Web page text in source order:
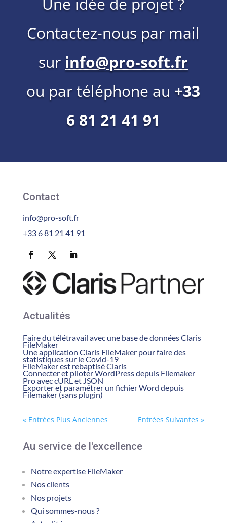
Contactez-nous par mail
sur info@pro-soft.fr
ou par téléphone au +33
6 81 21 41 91
Contact
info@pro-soft.fr
+33 6 81 21 41 91
Actualités
Faire du télétravail avec une base de données Claris
FileMaker
Une application Claris FileMaker pour faire des
statistiques sur le Covid-19
FileMaker est rebaptisé Claris
Connecter et piloter WordPress depuis Filemaker
Pro avec cURL et JSON
Exporter et paramétrer un fichier Word depuis
Filemaker (sans plugin)
« Entrées Plus Anciennes Entrées Suivantes »
Au service de l'excellence
Notre expertise FileMaker
Nos clients
Nos projets
Qui sommes-nous ?